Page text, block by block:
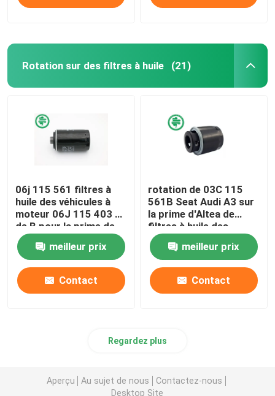
Rotation sur des filtres à huile (21)
06j 115 561 filtres à
huile des véhicules à
moteur 06J 115 403 C
de B pour la prime de
VW d'AUDI des
véhicules à moteur
meilleur prix
Contact
rotation de 03C 115
561B Seat Audi A3 sur
la prime d'Altea de
filtres à huile des
véhicules à moteur
pour le métal
endommagé
meilleur prix
Contact
Regardez plus
Aperçu Au sujet de nous
Contactez-nous
Desktop Site